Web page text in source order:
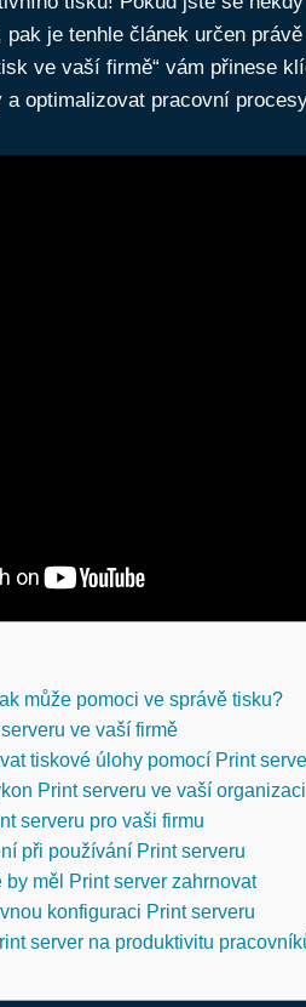
je tenhle článek určen
ve vaší firmě“ vám přinese
optimalizovat pracovní
může pomoci ve správě tisku?
ve vaší firmě
tiskové úlohy pomocí Print
Print serveru ve vaší organizaci
serveru pro vaši firmu
při používání Print serveru
měl Print server zahrnovat
konfiguraci Print serveru
server na produktivitu